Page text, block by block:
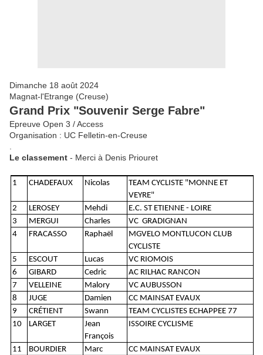
Dimanche 18 août 2024
Magnat-l'Etrange (Creuse)
Grand Prix "Souvenir Serge Fabre"
Epreuve Open 3 / Access
Organisation : UC Felletin-en-Creuse
Le classement - Merci à Denis Priouret
1 CHADEFAUX Nicolas
TEAM CYCLISTE "MONNE ET
VEYRE"
2
LEROSEY Mehdi
E.C. ST ETIENNE - LOIRE
3
MERGUI Charles
VC GRADIGNAN
4
FRACASSO Raphaël
MGVELO MONTLUCON CLUB
CYCLISTE
5
ESCOUT Lucas
VC RIOMOIS
6
GIBARD Cedric
AC RILHAC RANCON
7
VELLEINE Malory
VC AUBUSSON
8
JUGE Damien
CC MAINSAT EVAUX
9
CRÉTIENT Swann
TEAM CYCLISTES ECHAPPEE 77
10
LARGET
Jean
François
ISSOIRE CYCLISME
11 BOURDIER Marc
CC MAINSAT EVAUX